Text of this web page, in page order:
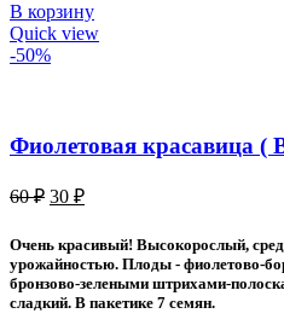
В корзину
Quick view
-50%
Фиолетовая красавица (
60₽ Первоначальная
составляла
60 ₽.
30 ₽Текущая
30 ₽.
Очень красивый! Высокорослый,
урожайностью. Плоды - фиолетово-
бронзово-зелеными штрихами-
сладкий. В пакетике 7 семян.